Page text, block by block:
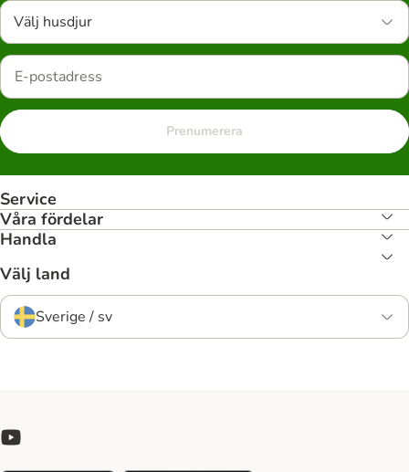
Välj husdjur
Prenumerera
Service
Våra fördelar
Handla
Välj land
Sverige / sv